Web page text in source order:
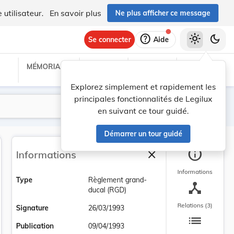
utilisateur. En savoir plus Ne plus afficher ce message
Se connecter help Aide
Explorez simplement et rapidement les
principales fonctionnalités de Legilux
en suivant ce tour guidé.
Démarrer un tour guidé
light_mode dark_mode
MÉMORIAL C
Lancer la recherche
Filtres
Informations closeFermer la barre
Type
Règlement grand-
ducal (RGD)
Signature
26/03/1993
Publication
09/04/1993
info
Informations
device_hub
Relations (3)
list